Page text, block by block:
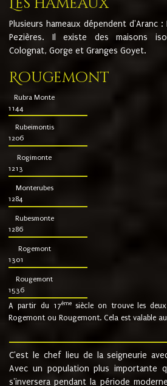
Plusieurs hameaux dépendent d'Aranc
Pezières. Il existe des maisons
Colognat, Gorge et Granges Goyet.
Rougemont
Rubra Monte
1144
Rubeimontis
1206
Rogimonte
1213
Monterubes
1284
Rubesmonte
1286
Rogemont
1301
Rougemont
1536
A partir du 17ème siècle on trouve les
Rogemont ou Rougemont. Cela est valable
C'est le chef lieu de la seigneurie
Avec un population plus importante
s'inversera pendant la période